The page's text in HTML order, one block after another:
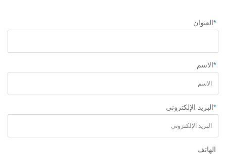
*العنوان
*الاسم
*البريد الإلكتروني
الهاتف